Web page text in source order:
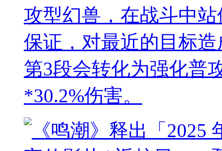
攻型幻兽，在战斗中
保证，对最近的目标
第3段会转化为强化普
*30.2%伤害。